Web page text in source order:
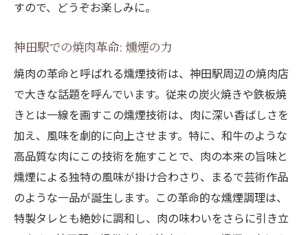
すので、どうぞお楽しみに。
神田駅での焼肉革命: 燻煙の力
焼肉の革命と呼ばれる燻煙技術は、神田駅周辺の焼肉店
で大きな話題を呼んでいます。従来の炭火焼きや鉄板焼
きとは一線を画すこの燻煙技術は、肉に深い香ばしさを
加え、風味を劇的に向上させます。特に、和牛のような
高品質な肉にこの技術を施すことで、肉の本来の旨味と
燻煙による独特の風味が掛け合わさり、まるで芸術作品
のような一品が誕生します。この革命的な燻煙調理は、
特製タレとも絶妙に調和し、肉の味わいをさらに引き立